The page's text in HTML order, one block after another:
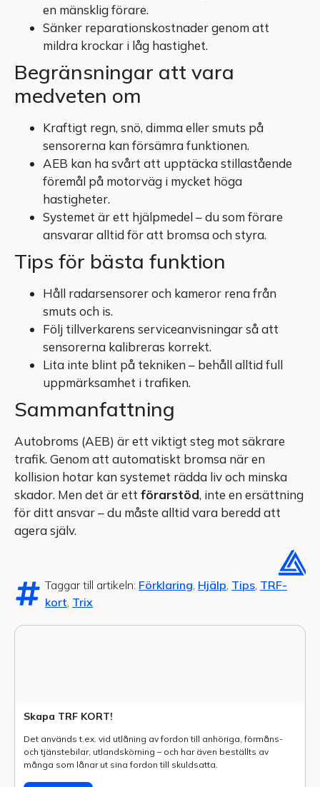
en mänsklig förare.
Sänker reparationskostnader genom att
mildra krockar i låg hastighet.
Begränsningar att vara
medveten om
Kraftigt regn, snö, dimma eller smuts på
sensorerna kan försämra funktionen.
AEB kan ha svårt att upptäcka stillastående
föremål på motorväg i mycket höga
hastigheter.
Systemet är ett hjälpmedel – du som förare
ansvarar alltid för att bromsa och styra.
Tips för bästa funktion
Håll radarsensorer och kameror rena från
smuts och is.
Följ tillverkarens serviceanvisningar så att
sensorerna kalibreras korrekt.
Lita inte blint på tekniken – behåll alltid full
uppmärksamhet i trafiken.
Sammanfattning
Autobroms (AEB) är ett viktigt steg mot säkrare
trafik. Genom att automatiskt bromsa när en
kollision hotar kan systemet rädda liv och minska
skador. Men det är ett förarstöd, inte en ersättning
för ditt ansvar – du måste alltid vara beredd att
agera själv.
Taggar till artikeln: Förklaring, Hjälp, Tips, TRF-
kort, Trix
Skapa TRF KORT!
Det används t.ex. vid utlåning av fordon till anhöriga, förmåns-
och tjänstebilar, utlands­körning – och har även beställts av
många som lånar ut sina fordon till skuldsatta.